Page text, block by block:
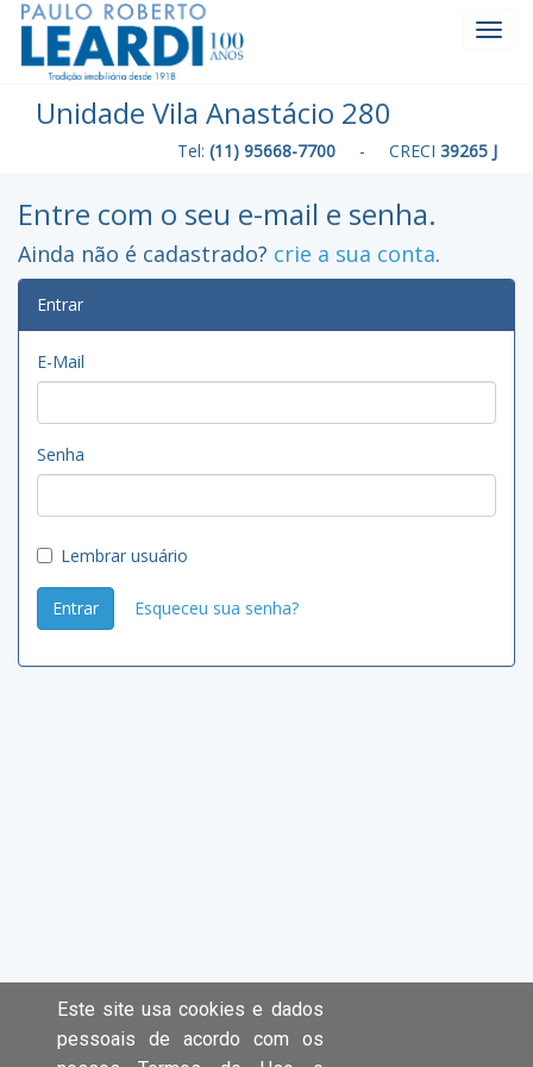
Unidade Vila Anastácio 280
Tel: (11) 95668-7700 - CRECI 39265 J
Entre com o seu e-mail e senha.
Ainda não é cadastrado? crie a sua conta.
Entrar
E-Mail
Senha
Lembrar usuário
Entrar Esqueceu sua senha?
Este site usa cookies e dados
pessoais de acordo com os